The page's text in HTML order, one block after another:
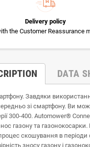
Delivery policy
the Customer Reassurance
DATA
Завдяки
зі смартфону. Ви
300-400. Automower®
газону та
скошування в періоди
зносу газону і